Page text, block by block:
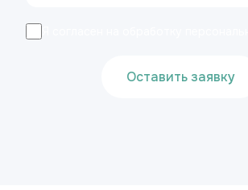
Оставить заявку